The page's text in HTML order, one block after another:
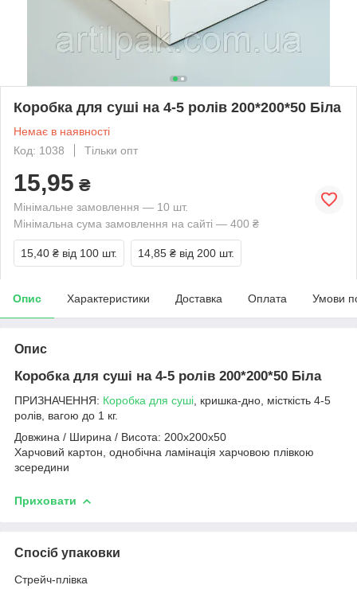
Коробка для суші на 4-5 ролів 200*200*50 Біла
Немає в наявності
Код: 1038
Тільки опт
15,95 ₴
Мінімальне замовлення — 10 шт.
Мінімальна сума замовлення на сайті — 400 ₴
15,40 ₴ від 100 шт. 14,85 ₴ від 200 шт.
Опис Характеристики Доставка Оплата Умови
Опис
Коробка для суші на 4-5 ролів 200*200*50 Біла
ПРИЗНАЧЕННЯ: Коробка для суші , кришка-дно, місткість 4-5
ролів, вагою до 1 кг.
Довжина / Ширина / Висота: 200х200х50
Харчовий картон, однобічна ламінація харчовою плівкою
зсередини
Приховати
Спосіб упаковки
Стрейч-плівка